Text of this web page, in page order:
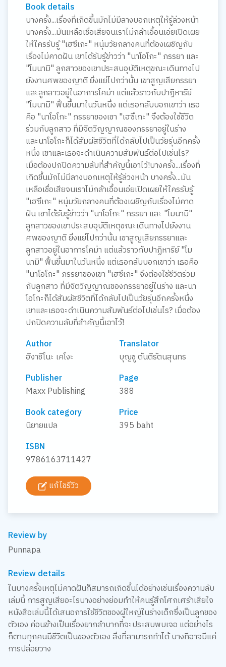
Book details
บางครั้ง...เรื่องที่เกิดขึ้นมักไม่มีลางบอกเหตุให้รู้ล่วงหน้า
บางครั้ง...มันเหลือเชื่อเสียจนเราไม่กล้าเอื้อนเอ่ยเปิดเผย
ให้ใครรับรู้ "เฮซึเกะ" หนุ่มวัยกลางคนที่ต้องเผชิญกับ
เรื่องไม่คาดฝัน เขาได้รับรู้ข่าวว่า "นาโอโกะ" ภรรยา และ
"โมนามิ" ลูกสาวของเขาประสบอุบัติเหตุขณะเดินทางไป
ยังงานศพของญาติ ยิ่งแย่ไปกว่านั้น เขาสูญเสียภรรยา
และลูกสาวอยู่ในอาการโคม่า แต่แล้วราวกับปาฏิหาริย์
"โมนามิ" ฟื้นขึ้นมาในวันหนึ่ง แต่เธอกลับบอกเขาว่า เธอ
คือ "นาโอโกะ" ภรรยาของเขา "เฮซึเกะ" จึงต้องใช้ชีวิต
ร่วมกับลูกสาว ที่มีจิตวิญญาณของภรรยาอยู่ในร่าง
และนาโอโกะก็ได้สัมผัสชีวิตที่ได้กลับไปเป็นวัยรุ่นอีกครั้ง
หนึ่ง เขาและเธอจะดำเนินความสัมพันธ์ต่อไปเช่นไร?
เมื่อต้องปกปิดความลับที่สำคัญนี้เอาไว้!บางครั้ง...เรื่องที่
เกิดขึ้นมักไม่มีลางบอกเหตุให้รู้ล่วงหน้า บางครั้ง...มัน
เหลือเชื่อเสียจนเราไม่กล้าเอื้อนเอ่ยเปิดเผยให้ใครรับรู้
"เฮซึเกะ" หนุ่มวัยกลางคนที่ต้องเผชิญกับเรื่องไม่คาด
ฝัน เขาได้รับรู้ข่าวว่า "นาโอโกะ" ภรรยา และ "โมนามิ"
ลูกสาวของเขาประสบอุบัติเหตุขณะเดินทางไปยังงาน
ศพของญาติ ยิ่งแย่ไปกว่านั้น เขาสูญเสียภรรยาและ
ลูกสาวอยู่ในอาการโคม่า แต่แล้วราวกับปาฏิหาริย์ "โม
นามิ" ฟื้นขึ้นมาในวันหนึ่ง แต่เธอกลับบอกเขาว่า เธอคือ
"นาโอโกะ" ภรรยาของเขา "เฮซึเกะ" จึงต้องใช้ชีวิตร่วม
กับลูกสาว ที่มีจิตวิญญาณของภรรยาอยู่ในร่าง และนา
โอโกะก็ได้สัมผัสชีวิตที่ได้กลับไปเป็นวัยรุ่นอีกครั้งหนึ่ง
เขาและเธอจะดำเนินความสัมพันธ์ต่อไปเช่นไร? เมื่อต้อง
ปกปิดความลับที่สำคัญนี้เอาไว้!
Author
ฮิงาชิโนะ เคโงะ
Translator
บุญชู ตันติรัตนสุนทร
Publisher
Maxx Publishing
Page
388
Book category
นิยายแปล
Price
395 baht
ISBN
9786163711427
แก้ไขรีวิว
Review by
Punnapa
Review details
ในบางครั้งเหตุไม่คาดฝันก็สมารถเกิดขึ้นได้อย่างเช่นเรื่องความลับ
เล่มนี้ การสูญเสียอะไรบางอย่างย่อมทำให้คนรู้สึกโศกเศร้าเสียใจ
หนังสือเล่มนี้ได้เสนอการใช้ชีวิตของผู้ใหญ่ในร่างเด็กซึ่งเป็นลูกของ
ตัวเอง ค่อนข้างเป็นเรื่องยากลำบากที่จะประสบพบเจอ แต่อย่างไร
ก็ตามทุกคนมีชีวิตเป็นของตัวเอง สิ่งที่สามารถทำได้ บางทีอาจมีแค่
การปล่อยวาง